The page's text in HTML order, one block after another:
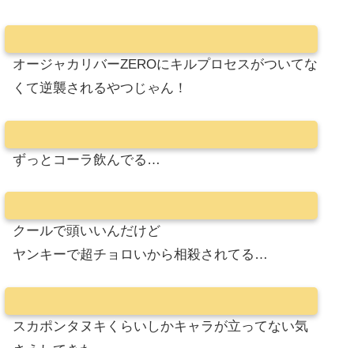
オージャカリバーZEROにキルプロセスがついてな
くて逆襲されるやつじゃん！
ずっとコーラ飲んでる…
クールで頭いいんだけど
ヤンキーで超チョロいから相殺されてる…
スカポンタヌキくらいしかキャラが立ってない気